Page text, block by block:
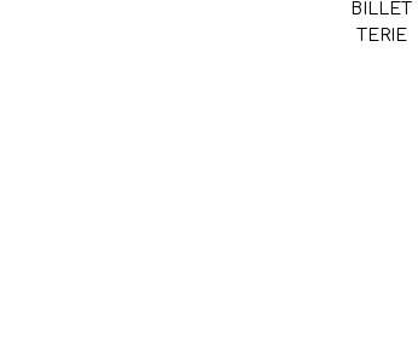
BILLET
TERIE